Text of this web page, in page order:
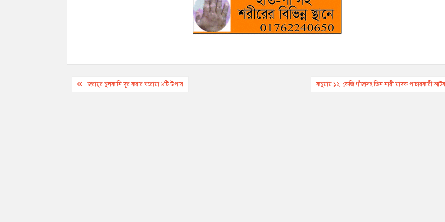
Postজরায়ুর চুলকানি দূর করার ঘরোয়া ৬টি উপায় কচুয়ায় ১২ কেজি গাঁজাসহ তিন নারী মাদক পাচারকারী